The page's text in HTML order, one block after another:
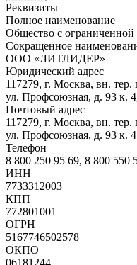
Реквизиты
Полное наименование
Общество с
Сокращенное
ООО «ЛИТЛИДЕР»
Юридический адрес
117279, г. Москва, вн.
ул. Профсоюзная, д. 93 к.
Почтовый адрес
117279, г. Москва, вн.
ул. Профсоюзная, д. 93 к.
Телефон
8 800 250 95 69, 8 800 550
ИНН
7733312003
КПП
772801001
ОГРН
5167746502578
ОКПО
06181244